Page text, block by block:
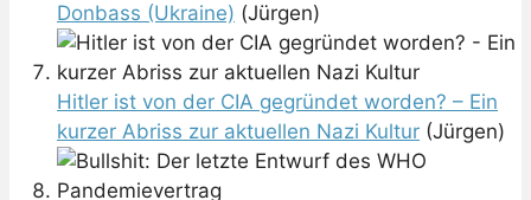
Donbass (Ukraine) (Jürgen)
Hitler ist von der CIA gegründet worden? – Ein
kurzer Abriss zur aktuellen Nazi Kultur (Jürgen)